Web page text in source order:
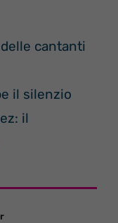
cantanti
il silenzio
il